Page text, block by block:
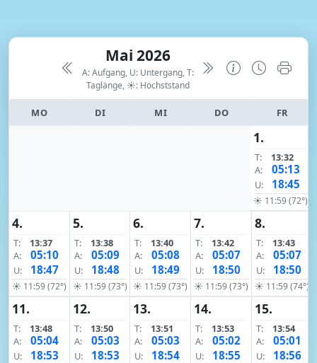
Mai 2026
A: Aufgang, U: Untergang, T:
Taglänge, ☀: Höchststand
MO DI MI DO FR
1.
T:
13:32
A:
05:13
U: 18:45
☀ 11:59 (72°)
4.
T:
13:37
A:
05:10
U: 18:47
☀ 11:59 (72°)
5.
T:
13:38
A:
05:09
U: 18:48
☀ 11:59 (73°)
6.
T:
13:40
A:
05:08
U: 18:49
☀ 11:59 (73°)
7.
T:
13:42
A:
05:07
U: 18:50
☀ 11:59 (73°)
8.
T:
13:43
A:
05:07
U: 18:50
☀ 11:59 (74°)
11.
T:
13:48
A:
05:04
U: 18:53
12.
T:
13:50
A:
05:03
U: 18:53
13.
T:
13:51
A:
05:03
U: 18:54
14.
T:
13:53
A:
05:02
U: 18:55
15.
T:
13:54
A:
05:01
U: 18:56